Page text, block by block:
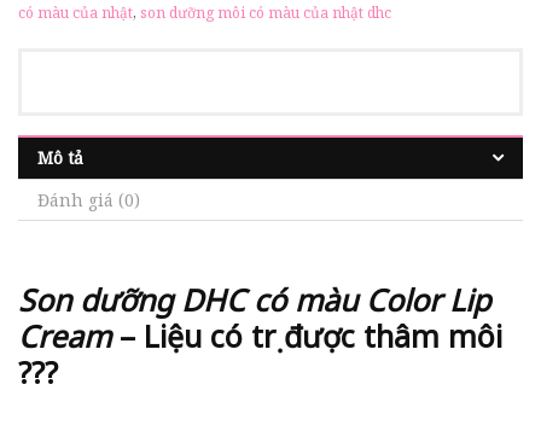
có màu của nhật, son dưỡng môi có màu của nhật dhc
Mô tả
Đánh giá (0)
Son dưỡng DHC có màu Color Lip
Cream– Liệu có trị được thâm môi
???